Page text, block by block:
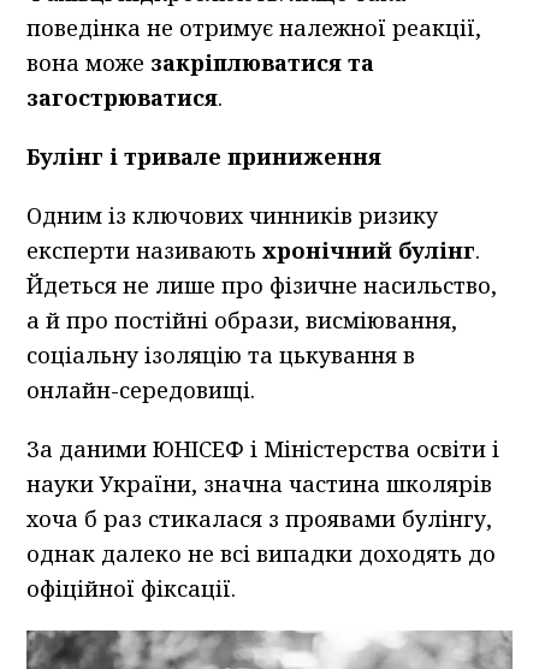
поведінка не отримує належної реакції,
вона може закріплюватися та
загострюватися.
Булінг і тривале приниження
Одним із ключових чинників ризику
експерти називаютьхронічний булінг.
Йдеться не лише про фізичне насильство,
а й про постійні образи, висміювання,
соціальну ізоляцію та цькування в
онлайн-середовищі.
За даними ЮНІСЕФ і Міністерства освіти і
науки України, значна частина школярів
хоча б раз стикалася з проявами булінгу,
однак далеко не всі випадки доходять до
офіційної фіксації.